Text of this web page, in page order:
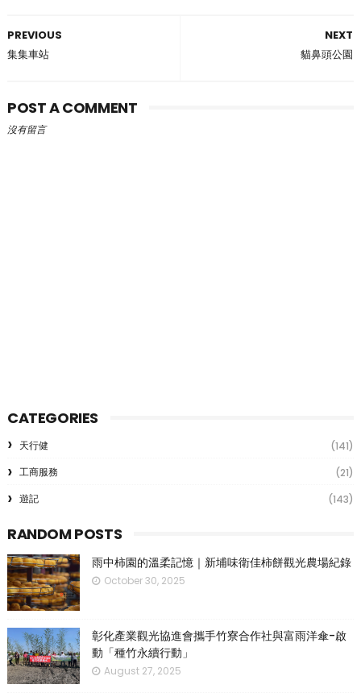
NEXT
貓鼻頭公園
PREVIOUS
集集車站
POST A COMMENT
沒有留言
CATEGORIES
天行健
(141)
工商服務
(21)
遊記
(143)
RANDOM POSTS
雨中柿園的溫柔記憶｜新埔味衛佳柿餅觀光農場紀錄
October 30, 2025
彰化產業觀光協進會攜手竹寮合作社與富雨洋傘-啟
動「種竹永續行動」
August 27, 2025